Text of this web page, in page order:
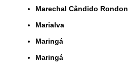
Marechal Cândido Rondon
Marialva
Maringá
Maringá